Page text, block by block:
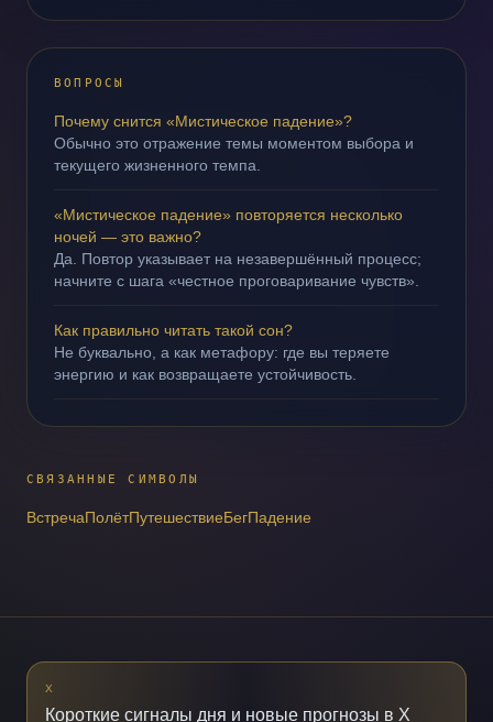
ВОПРОСЫ
Почему снится «Мистическое падение»?
Обычно это отражение темы моментом выбора и
текущего жизненного темпа.
«Мистическое падение» повторяется несколько
ночей — это важно?
Да. Повтор указывает на незавершённый процесс;
начните с шага «честное проговаривание чувств».
Как правильно читать такой сон?
Не буквально, а как метафору: где вы теряете
энергию и как возвращаете устойчивость.
СВЯЗАННЫЕ СИМВОЛЫ
ВстречаПолётПутешествиеБегПадение
X
Короткие сигналы дня и новые прогнозы в X